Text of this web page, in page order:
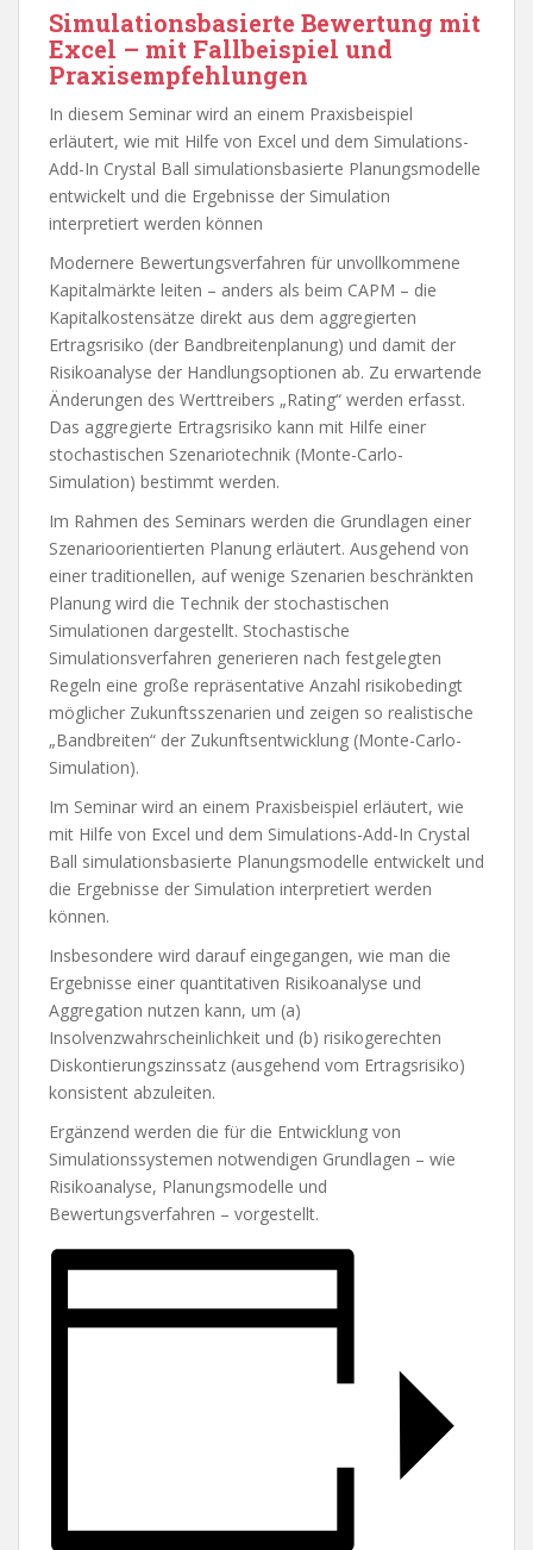
Simulationsbasierte Bewertung mit
Excel – mit Fallbeispiel und
Praxisempfehlungen
In diesem Seminar wird an einem Praxisbeispiel
erläutert, wie mit Hilfe von Excel und dem Simulations-
Add-In Crystal Ball simulationsbasierte Planungsmodelle
entwickelt und die Ergebnisse der Simulation
interpretiert werden können
Modernere Bewertungsverfahren für unvollkommene
Kapitalmärkte leiten – anders als beim CAPM – die
Kapitalkostensätze direkt aus dem aggregierten
Ertragsrisiko (der Bandbreitenplanung) und damit der
Risikoanalyse der Handlungsoptionen ab. Zu erwartende
Änderungen des Werttreibers „Rating“ werden erfasst.
Das aggregierte Ertragsrisiko kann mit Hilfe einer
stochastischen Szenariotechnik (Monte-Carlo-
Simulation) bestimmt werden.
Im Rahmen des Seminars werden die Grundlagen einer
Szenarioorientierten Planung erläutert. Ausgehend von
einer traditionellen, auf wenige Szenarien beschränkten
Planung wird die Technik der stochastischen
Simulationen dargestellt. Stochastische
Simulationsverfahren generieren nach festgelegten
Regeln eine große repräsentative Anzahl risikobedingt
möglicher Zukunftsszenarien und zeigen so realistische
„Bandbreiten“ der Zukunftsentwicklung (Monte-Carlo-
Simulation).
Im Seminar wird an einem Praxisbeispiel erläutert, wie
mit Hilfe von Excel und dem Simulations-Add-In Crystal
Ball simulationsbasierte Planungsmodelle entwickelt und
die Ergebnisse der Simulation interpretiert werden
können.
Insbesondere wird darauf eingegangen, wie man die
Ergebnisse einer quantitativen Risikoanalyse und
Aggregation nutzen kann, um (a)
Insolvenzwahrscheinlichkeit und (b) risikogerechten
Diskontierungszinssatz (ausgehend vom Ertragsrisiko)
konsistent abzuleiten.
Ergänzend werden die für die Entwicklung von
Simulationssystemen notwendigen Grundlagen – wie
Risikoanalyse, Planungsmodelle und
Bewertungsverfahren – vorgestellt.